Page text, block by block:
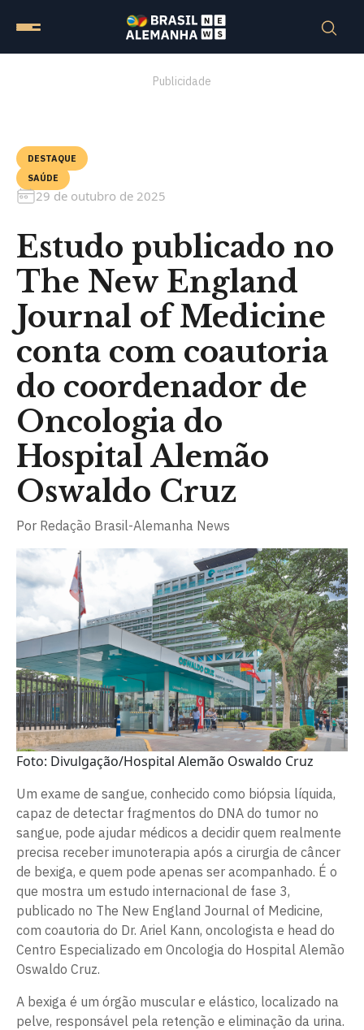
Publicidade
DESTAQUE
SAÚDE
29 de outubro de 2025
Estudo publicado no
The New England
Journal of Medicine
conta com coautoria
do coordenador de
Oncologia do
Hospital Alemão
Oswaldo Cruz
Por Redação Brasil-Alemanha News
Foto: Divulgação/Hospital Alemão Oswaldo Cruz
Um exame de sangue, conhecido como biópsia líquida,
capaz de detectar fragmentos do DNA do tumor no
sangue, pode ajudar médicos a decidir quem realmente
precisa receber imunoterapia após a cirurgia de câncer
de bexiga, e quem pode apenas ser acompanhado. É o
que mostra um estudo internacional de fase 3,
publicado no The New England Journal of Medicine,
com coautoria do Dr. Ariel Kann, oncologista e head do
Centro Especializado em Oncologia do Hospital Alemão
Oswaldo Cruz.
A bexiga é um órgão muscular e elástico, localizado na
pelve, responsável pela retenção e eliminação da urina.